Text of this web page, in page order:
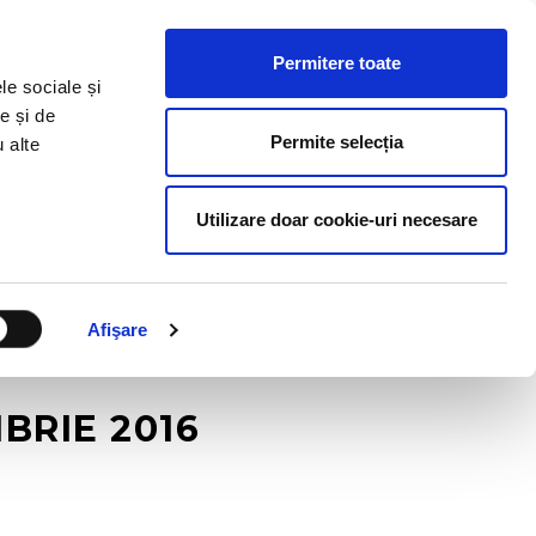
sociale și
și de
alte
Afişare
Permitere toate
Permite selecția
Utilizare doar cookie-uri necesare
CONTACT
2016